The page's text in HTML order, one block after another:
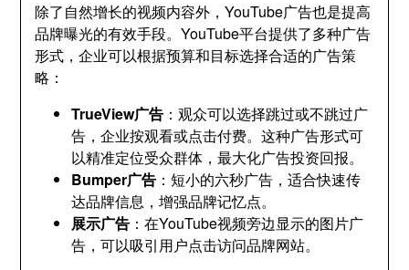
除了自然增长的视频内容外，YouTube广告也是提高
品牌曝光的有效手段。YouTube平台提供了多种广告
形式，企业可以根据预算和目标选择合适的广告策
略：
TrueView广告 ：观众可以选择跳过或不跳过广
告，企业按观看或点击付费。这种广告形式可
以精准定位受众群体，最大化广告投资回报。
Bumper广告 ：短小的六秒广告，适合快速传
达品牌信息，增强品牌记忆点。
展示广告 ：在YouTube视频旁边显示的图片广
告，可以吸引用户点击访问品牌网站。